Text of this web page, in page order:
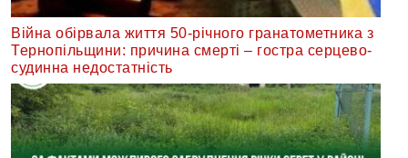
Війна обірвала життя 50-річного гранатометника з
Тернопільщини: причина смерті – гостра серцево-
судинна недостатність